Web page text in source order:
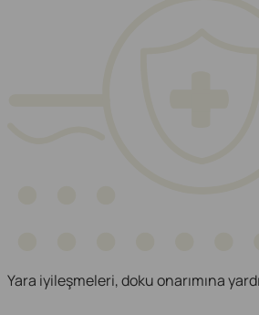
Yara iyileşmeleri, doku onarımına